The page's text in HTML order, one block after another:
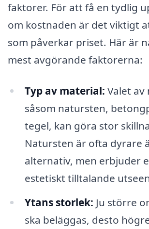
faktorer. För att få en tydlig
om kostnaden är det viktigt
som påverkar priset. Här är
mest avgörande faktorerna:
Typ av material: Valet av
såsom natursten,
tegel, kan göra stor
Natursten är ofta dyrare
alternativ, men erbjuder
estetiskt tilltalande
Ytans storlek: Ju större
ska beläggas, desto